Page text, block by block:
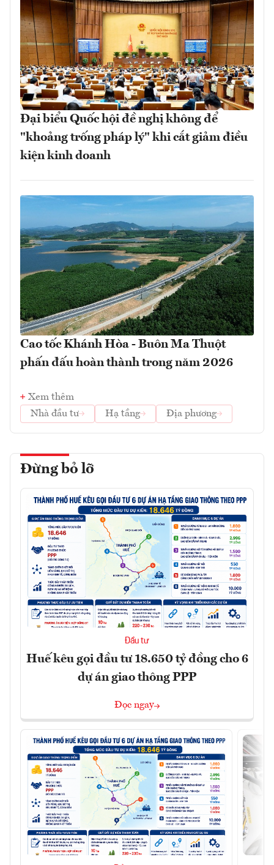
Đại biểu Quốc hội đề nghị không để
"khoảng trống pháp lý" khi cắt giảm điều
kiện kinh doanh
Cao tốc Khánh Hòa - Buôn Ma Thuột
phấn đấu hoàn thành trong năm 2026
Xem thêm
Nhà đầu tư
Hạ tầng Địa phương
Đừng bỏ lỡ
Đầu tư
Huế kêu gọi đầu tư 18.650 tỷ đồng cho 6
dự án giao thông PPP
Đọc ngay